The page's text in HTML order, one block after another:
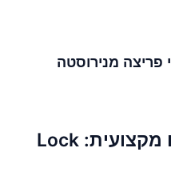
פריצה מנירוסטה
ערכת פריצת מנעולים מקצועית: Lock